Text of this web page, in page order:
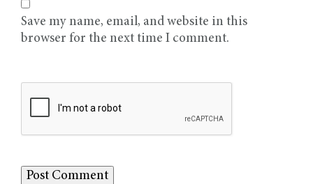
Save my name, email, and website in this
browser for the next time I comment.